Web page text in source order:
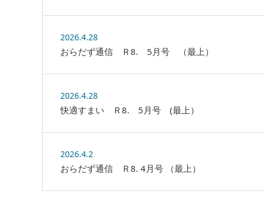
2026.4.28
おらだず通信 Ｒ8. 5月号 （最上）
2026.4.28
快適すまい Ｒ8. 5月号 (最上）
2026.4.2
おらだず通信 Ｒ8. 4月号 （最上）